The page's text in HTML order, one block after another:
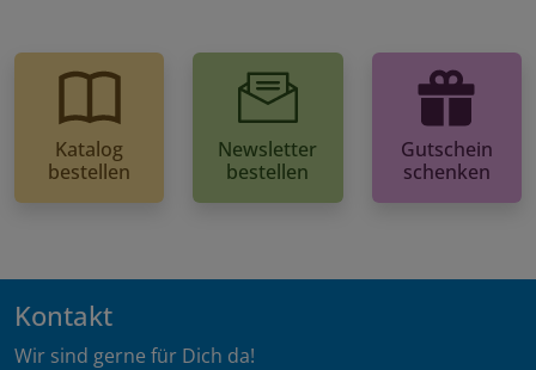
Katalog
bestellen
Newsletter
bestellen
Gutschein
schenken
Kontakt
Wir sind gerne für Dich da!